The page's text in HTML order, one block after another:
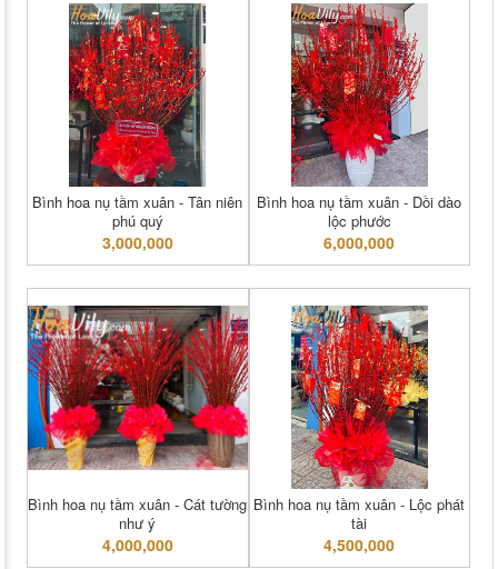
Bình hoa nụ tầm xuân - Tân niên
phú quý
3,000,000
Bình hoa nụ tầm xuân - Dồi dào
lộc phước
6,000,000
Bình hoa nụ tầm xuân - Cát tường
như ý
4,000,000
Bình hoa nụ tầm xuân - Lộc phát
tài
4,500,000